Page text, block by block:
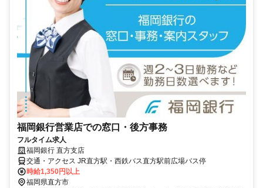
福岡銀行営業店での窓口・後方事務
フルタイム求人
福岡銀行 直方支店
交通・アクセス JR直方駅・西鉄バス直方駅前広場バス停
時給1,350円以上
福岡県直方市